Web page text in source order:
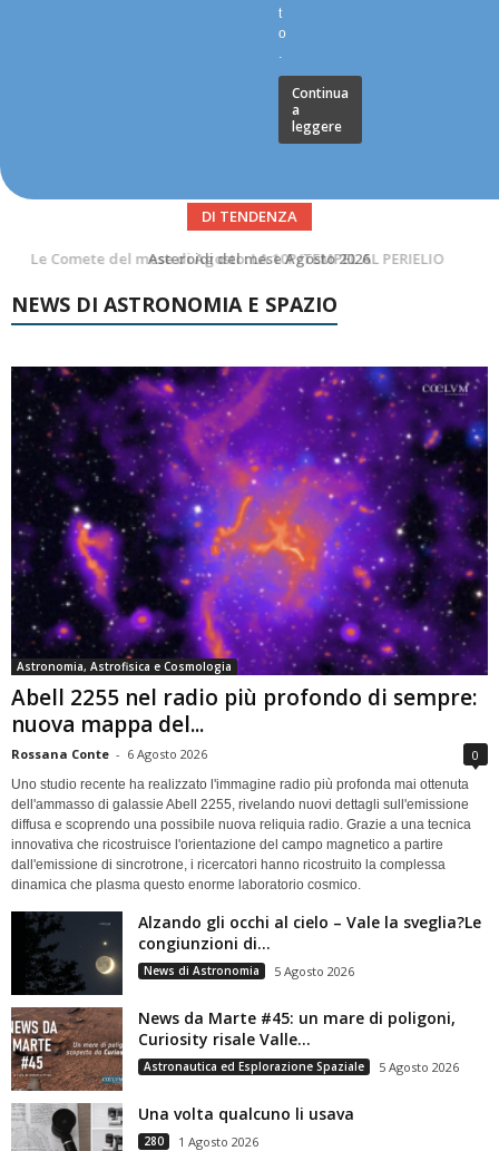
t
o
.
Continua
a
leggere
DI TENDENZA
Asteroidi del mese Agosto 2026
NEWS DI ASTRONOMIA E SPAZIO
Astronomia, Astrofisica e Cosmologia
Abell 2255 nel radio più profondo di sempre:
nuova mappa del...
Rossana Conte - 6 Agosto 2026 0
Uno studio recente ha realizzato l'immagine radio più profonda mai ottenuta
dell'ammasso di galassie Abell 2255, rivelando nuovi dettagli sull'emissione
diffusa e scoprendo una possibile nuova reliquia radio. Grazie a una tecnica
innovativa che ricostruisce l'orientazione del campo magnetico a partire
dall'emissione di sincrotrone, i ricercatori hanno ricostruito la complessa
dinamica che plasma questo enorme laboratorio cosmico.
Alzando gli occhi al cielo – Vale la sveglia?Le
congiunzioni di...
News di Astronomia 5 Agosto 2026
News da Marte #45: un mare di poligoni,
Curiosity risale Valle...
Astronautica ed Esplorazione Spaziale 5 Agosto 2026
Una volta qualcuno li usava
280 1 Agosto 2026